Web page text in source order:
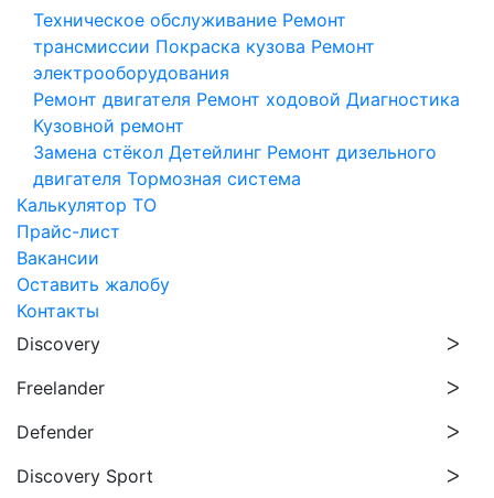
Техническое обслуживание Ремонт
трансмиссии Покраска кузова Ремонт
электрооборудования
Ремонт двигателя Ремонт ходовой Диагностика
Кузовной ремонт
Замена стёкол Детейлинг Ремонт дизельного
двигателя Тормозная система
Калькулятор ТО
Прайс-лист
Вакансии
Оставить жалобу
Контакты
Discovery
Freelander
Defender
Discovery Sport